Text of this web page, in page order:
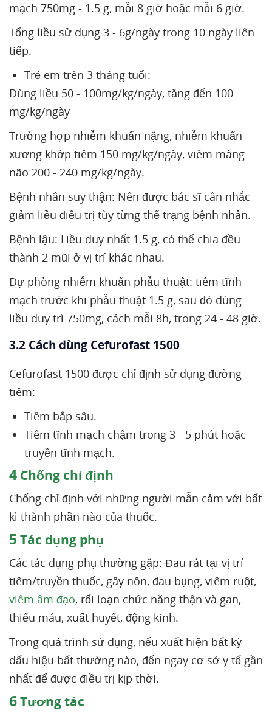
mạch 750mg - 1.5 g, mỗi 8 giờ hoặc mỗi 6 giờ.
Tổng liều sử dụng 3 - 6g/ngày trong 10 ngày liên
tiếp.
Trẻ em trên 3 tháng tuổi:
Dùng liều 50 - 100mg/kg/ngày, tăng đến 100
mg/kg/ngày
Trường hợp nhiễm khuẩn nặng, nhiễm khuẩn
xương khớp tiêm 150 mg/kg/ngày, viêm màng
não 200 - 240 mg/kg/ngày.
Bệnh nhân suy thận: Nên được bác sĩ cân nhắc
giảm liều điều trị tùy từng thể trạng bệnh nhân.
Bệnh lậu: Liều duy nhất 1.5 g, có thể chia đều
thành 2 mũi ở vị trí khác nhau.
Dự phòng nhiễm khuẩn phẫu thuật: tiêm tĩnh
mạch trước khi phẫu thuật 1.5 g, sau đó dùng
liều duy trì 750mg, cách mỗi 8h, trong 24 - 48 giờ.
3.2 Cách dùng Cefurofast 1500
Cefurofast 1500 được chỉ định sử dụng đường
tiêm:
Tiêm bắp sâu.
Tiêm tĩnh mạch chậm trong 3 - 5 phút hoặc
truyền tĩnh mạch.
4 Chống chỉ định
Chống chỉ định với những người mẫn cảm với bất
kì thành phần nào của thuốc.
5 Tác dụng phụ
Các tác dụng phụ thường gặp: Đau rát tại vị trí
tiêm/truyền thuốc, gây nôn, đau bụng, viêm ruột,
viêm âm đạo, rối loạn chức năng thận và gan,
thiếu máu, xuất huyết, động kinh.
Trong quá trình sử dụng, nếu xuất hiện bất kỳ
dấu hiệu bất thường nào, đến ngay cơ sở y tế gần
nhất để được điều trị kịp thời.
6Tương tác